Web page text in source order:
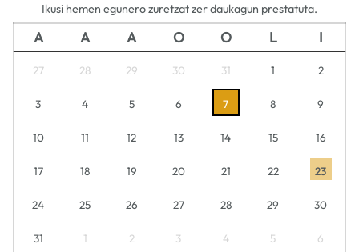
Ikusi hemen egunero zuretzat zer daukagun prestatuta.
A A A O O L I
27 28 29 30 31 1 2
3 4 5 6 7 8 9
10 11 12 13 14 15 16
17 18 19 20 21 22 23
24 25 26 27 28 29 30
31 1 2 3 4 5 6